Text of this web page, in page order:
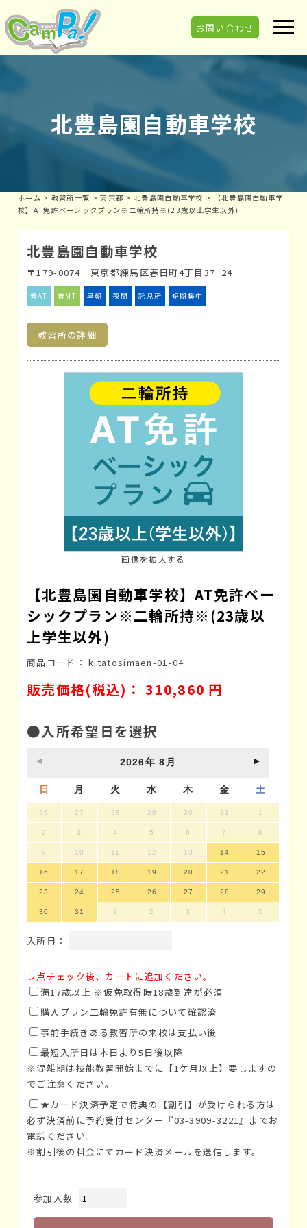
お問い合わせ
北豊島園自動車学校
ホーム > 教習所一覧 >東京都 >北豊島園自動車学校 >
【北豊島園自動車学
校】AT免許ベーシックプラン※二輪所持※(23歳以上学生以外)
北豊島園自動車学校
〒179-0074 東京都練馬区春日町4丁目37−24
普AT 普MT 早朝 夜間 託児所 短期集中
教習所の詳細
画像を拡大する
【北豊島園自動車学校】AT免許ベー
シックプラン※二輪所持※(23歳以
上学生以外)
商品コード： kitatosimaen-01-04
販売価格(税込)： 310,860 円
●入所希望日を選択
2026年8月
日 月 火 水 木 金 土
26 27 28 29 30 31 1
2 3 4 5 6 7 8
9 10 11 12 13 14 15
16 17 18 19 20 21 22
23 24 25 26 27 28 29
30 31 1 2 3 4 5
入所日：
レ点チェック後、カートに追加ください。
満17歳以上 ※仮免取得時18歳到達が必須
購入プラン二輪免許有無について確認済
事前手続きある教習所の来校は支払い後
最短入所日は本日より5日後以降
※混雑期は技能教習開始までに【1ケ月以上】要しますの
でご注意ください。
★カード決済予定で特典の【割引】が受けられる方は
必ず決済前に予約受付センター『03-3909-3221』までお
電話ください。
※割引後の料金にてカード決済メールを送信します。
参加人数